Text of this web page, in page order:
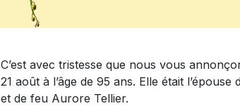
C’est avec tristesse que nous vous
21 août à l’âge de 95 ans. Elle était
et de feu Aurore Tellier.